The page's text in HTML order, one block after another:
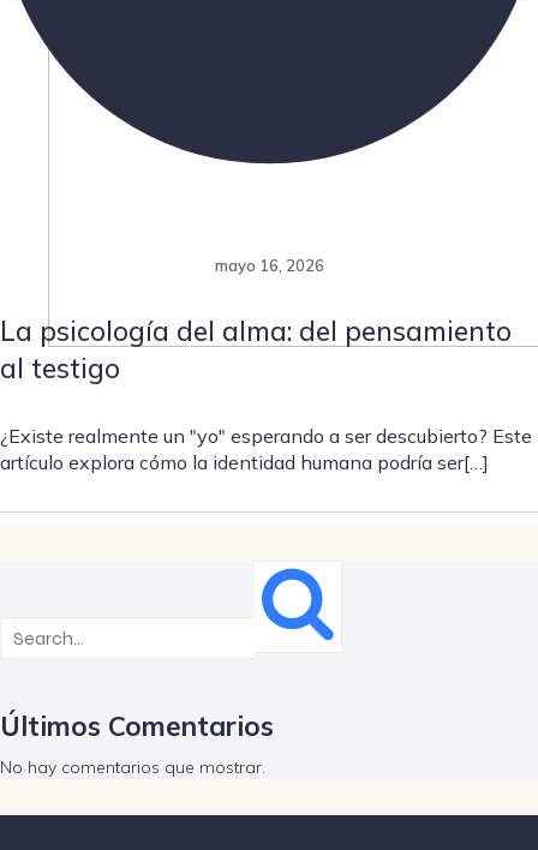
mayo 16, 2026
La psicología del alma: del pensamiento
al testigo
¿Existe realmente un "yo" esperando a ser descubierto? Este
artículo explora cómo la identidad humana podría ser[…]
Últimos Comentarios
No hay comentarios que mostrar.